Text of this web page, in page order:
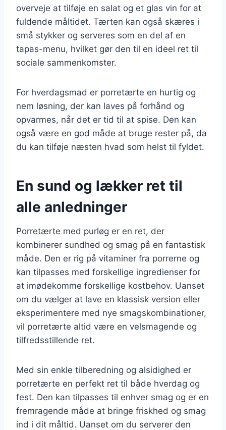
overveje at tilføje en salat og et glas vin for at
fuldende måltidet. Tærten kan også skæres i
små stykker og serveres som en del af en
tapas-menu, hvilket gør den til en ideel ret til
sociale sammenkomster.
For hverdagsmad er porretærte en hurtig og
nem løsning, der kan laves på forhånd og
opvarmes, når det er tid til at spise. Den kan
også være en god måde at bruge rester på, da
du kan tilføje næsten hvad som helst til fyldet.
En sund og lækker ret til
alle anledninger
Porretærte med purløg er en ret, der
kombinerer sundhed og smag på en fantastisk
måde. Den er rig på vitaminer fra porrerne og
kan tilpasses med forskellige ingredienser for
at imødekomme forskellige kostbehov. Uanset
om du vælger at lave en klassisk version eller
eksperimentere med nye smagskombinationer,
vil porretærte altid være en velsmagende og
tilfredsstillende ret.
Med sin enkle tilberedning og alsidighed er
porretærte en perfekt ret til både hverdag og
fest. Den kan tilpasses til enhver smag og er en
fremragende måde at bringe friskhed og smag
ind i dit måltid. Uanset om du serverer den